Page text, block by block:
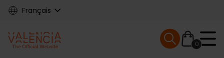
Skip
content
Français
0
Mobile menu